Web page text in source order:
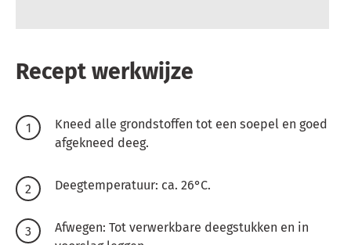
Recept werkwijze
Kneed alle grondstoffen tot een soepel en goed
afgekneed deeg.
Deegtemperatuur: ca. 26°C.
Afwegen: Tot verwerkbare deegstukken en in